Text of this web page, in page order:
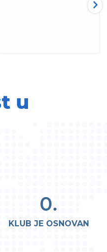
u
KLUB JE OSNOVAN
0.